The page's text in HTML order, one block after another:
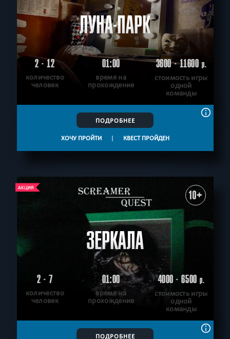
ЛУНА-ПАРК
2 - 12
количество
человек
01:00
время на
прохождение
3600 - 11600р.
стоимость игры
одной
команды
ПОДРОБНЕЕ
ХОЧУ ПРОЙТИ | КВЕСТ ПРОЙДЕН
10+
ЗЕРКАЛА
2 - 7
количество
человек
01:00
время на
прохождение
4000 - 6500р.
стоимость игры
одной
команды
ПОДРОБНЕЕ